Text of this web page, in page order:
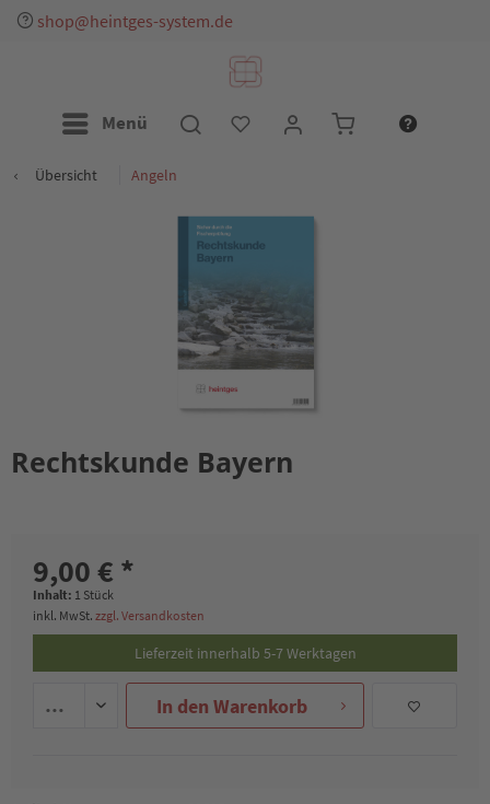
shop@heintges-system.de
Menü
Übersicht Angeln
Rechtskunde Bayern
9,00 € *
Inhalt: 1 Stück
inkl. MwSt. zzgl. Versandkosten
Lieferzeit innerhalb 5-7 Werktagen
In den Warenkorb